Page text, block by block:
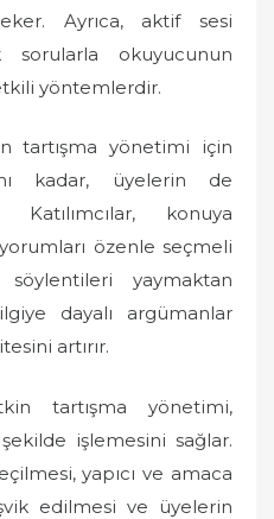
Ayrıca, aktif sesi
okuyucunun
yöntemlerdir.
tartışma yönetimi için
kadar, üyelerin de
Katılımcılar, konuya
özenle seçmeli
yaymaktan
dayalı argümanlar
artırır.
tartışma yönetimi,
işlemesini sağlar.
yapıcı ve amaca
edilmesi ve üyelerin